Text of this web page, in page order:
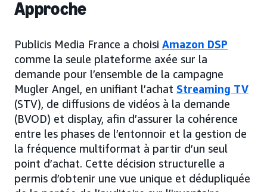
Approche
Publicis Media France a choisi Amazon DSP
comme la seule plateforme axée sur la
demande pour l’ensemble de la campagne
Mugler Angel, en unifiant l’achat Streaming TV
(STV), de diffusions de vidéos à la demande
(BVOD) et display, afin d’assurer la cohérence
entre les phases de l’entonnoir et la gestion de
la fréquence multiformat à partir d’un seul
point d’achat. Cette décision structurelle a
permis d’obtenir une vue unique et dédupliquée